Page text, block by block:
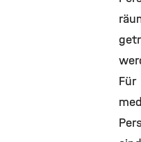
Für